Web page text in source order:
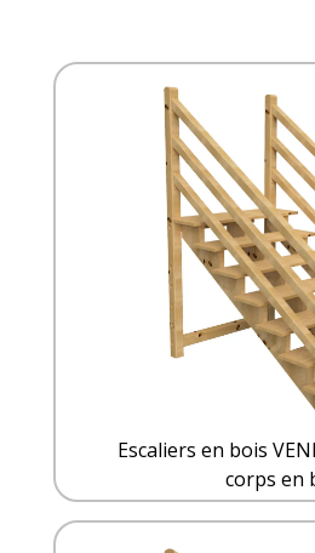
Escaliers en bois
corps en